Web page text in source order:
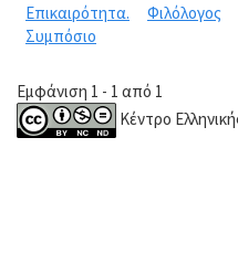
Επικαιρότητα.
Συμπόσιο
Φιλόλογος
Εμφάνιση 1 - 1 από 1
Κέντρο